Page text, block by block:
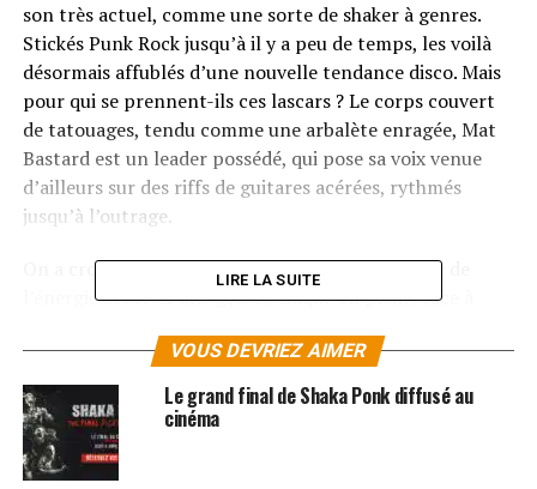
son très actuel, comme une sorte de shaker à genres.
Stickés Punk Rock jusqu’à il y a peu de temps, les voilà
désormais affublés d’une nouvelle tendance disco. Mais
pour qui se prennent-ils ces lascars ? Le corps couvert
de tatouages, tendu comme une arbalète enragée, Mat
Bastard est un leader possédé, qui pose sa voix venue
d’ailleurs sur des riffs de guitares acérées, rythmés
jusqu’à l’outrage.
On a croiséSkip The Usesur la route et sa reste de
l’énergie brute et une grosse claque en pleine face à
la rentrée.
LES ALBUMS DE SKIP THE USE SONT DISPONIBLES
LIRE LA SUITE
VOUS DEVRIEZ AIMER
Le grand final de Shaka Ponk diffusé au
cinéma